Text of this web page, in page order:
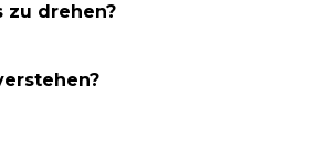
zu drehen?